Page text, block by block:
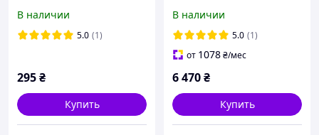
В наличии
5.0 (1)
295₴
Купить
Євангеліє + стрічка на
Ікону))
В наличии
5.0 (1)
от 1078₴/мес
6 470₴
Купить